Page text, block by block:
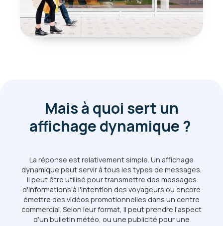
Mais à quoi sert un
affichage dynamique ?
La réponse est relativement simple. Un affichage
dynamique peut servir à tous les types de messages.
Il peut être utilisé pour transmettre des messages
d'informations à l'intention des voyageurs ou encore
émettre des vidéos promotionnelles dans un centre
commercial. Selon leur format, il peut prendre l'aspect
d'un bulletin météo, ou une publicité pour une